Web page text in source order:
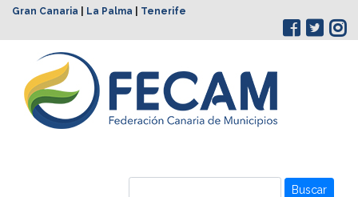
Gran Canaria La Palma Tenerife
Buscar